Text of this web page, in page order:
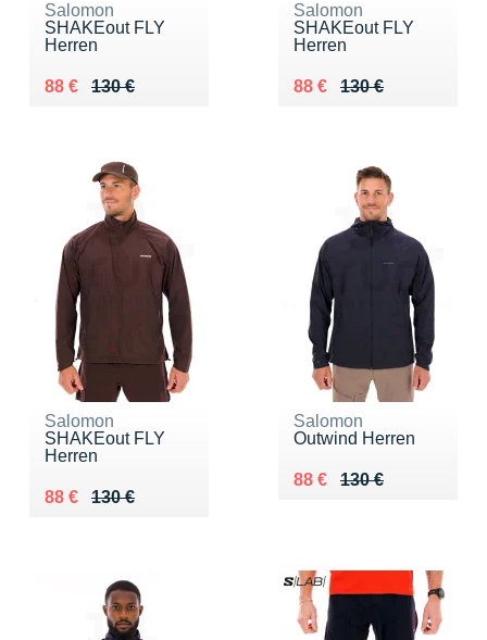
Salomon
SHAKEout FLY
Herren
130 €
Au lieu de 130 €
88 €
Vendu 88 €
Salomon
SHAKEout FLY
Herren
130 €
Au lieu de 130 €
88 €
Vendu 88 €
Salomon
SHAKEout FLY
Herren
130 €
Au lieu de 130 €
88 €
Vendu 88 €
Salomon
Outwind Herren
130 €
Au lieu de 130 €
88 €
Vendu 88 €